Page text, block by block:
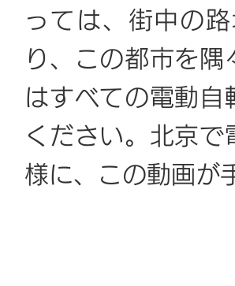
っては、街中の
り、この都市を
はすべての電動
ください。北京
様に、この動画が